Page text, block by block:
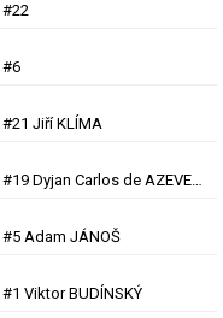
#22
#6
#21 Jiří KLÍMA
Dražba hráčských dresů SILESIAN FAMILY - #19 Dyjan Carlos de AZEVEDO
#5 Adam JÁNOŠ
Viktor BUDÍNSKÝ